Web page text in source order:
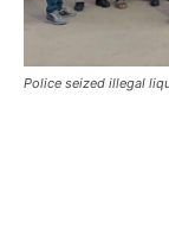
Police seized illegal